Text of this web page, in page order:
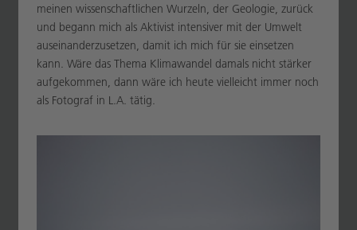
meinen wissenschaftlichen Wurzeln, der Geologie, zurück
und begann mich als Aktivist intensiver mit der Umwelt
auseinanderzusetzen, damit ich mich für sie einsetzen
kann. Wäre das Thema Klimawandel damals nicht stärker
aufgekommen, dann wäre ich heute vielleicht immer noch
als Fotograf in L.A. tätig.